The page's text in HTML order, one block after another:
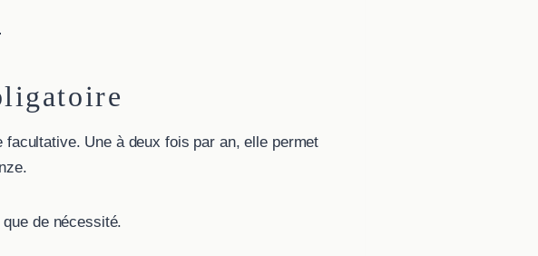
facultative. Une à deux fois par an, elle permet
de nécessité.